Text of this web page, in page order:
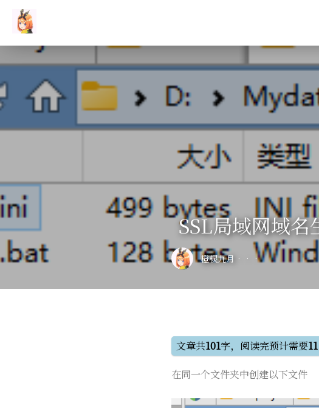
SSL局域网域名
橙棂九月
文章共101字，阅读完预计需要
在同一个文件夹中创建以下文件